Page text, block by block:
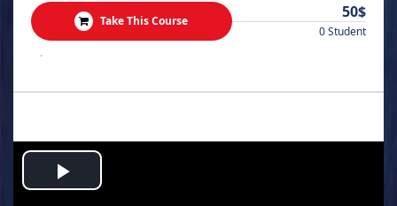
Take This Course 50$
0 Student
.
Play